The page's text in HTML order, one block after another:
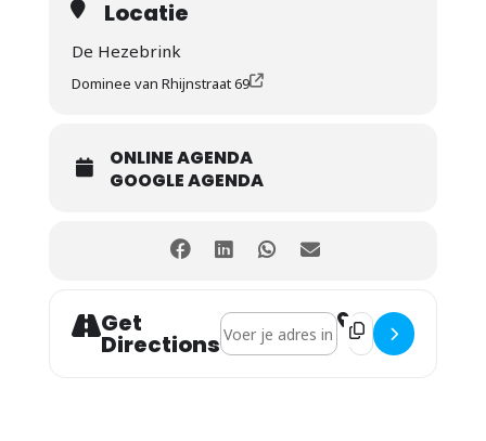
Locatie
De Hezebrink
Dominee van Rhijnstraat 69
ONLINE AGENDA
GOOGLE AGENDA
Get
Directions
Address - Sport & Spel in Vaassen []
Destination